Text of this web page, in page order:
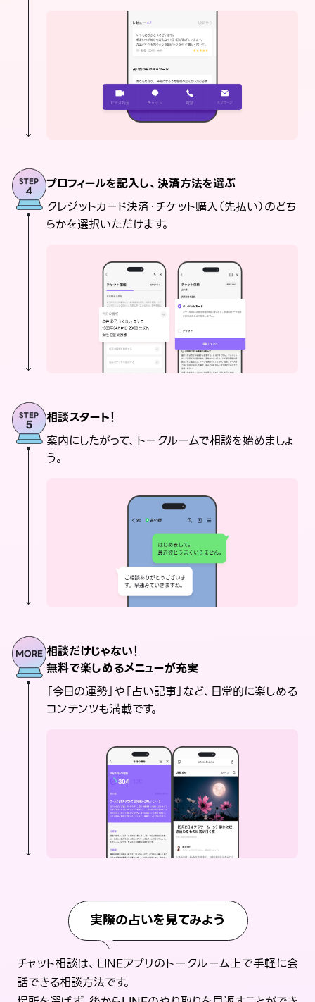
プロフィールを記入し、決済方法を選ぶ
クレジットカード決済・チケット購入（先払い）のどち
らかを選択いただけます。
相談スタート！
案内にしたがって、トークルームで相談を始めましょ
う。
相談だけじゃない！
無料で楽しめるメニューが充実
「今日の運勢」や「占い記事」など、日常的に楽しめる
コンテンツも満載です。
実際の占いを見てみよう
チャット相談は、LINEアプリのトークルーム上で手軽に会
話できる相談方法です。